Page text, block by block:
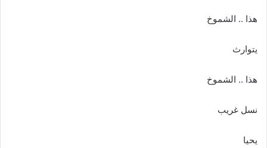
هذا .. الشموخ
يتوارث
هذا .. الشموخ
نسل غريب
يحيا